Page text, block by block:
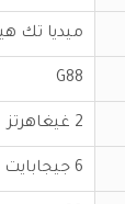
ميديا تك
G88
2 غيغاهرتز
6 جيجابايت